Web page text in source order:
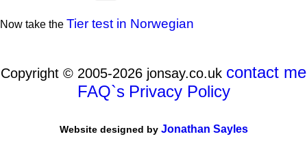
Now take the Tier test in Norwegian
Copyright © 2005-2026 jonsay.co.uk contact me
FAQ`s Privacy Policy
Website designed by Jonathan Sayles